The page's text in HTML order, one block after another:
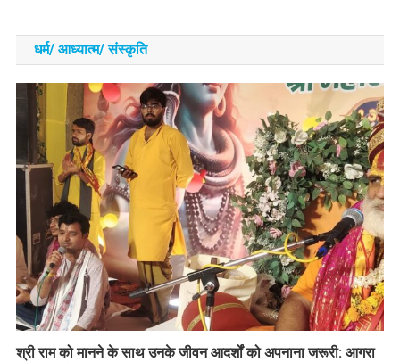
धर्म/ आध्‍यात्‍म/ संस्‍कृति
​श्री राम को मानने के साथ उनके जीवन आदर्शों को अपनाना जरूरी: आगरा